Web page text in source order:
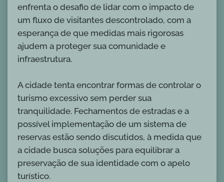
enfrenta o desafio de lidar com o impacto de
um fluxo de visitantes descontrolado, com a
esperança de que medidas mais rigorosas
ajudem a proteger sua comunidade e
infraestrutura.
A cidade tenta encontrar formas de controlar o
turismo excessivo sem perder sua
tranquilidade. Fechamentos de estradas e a
possível implementação de um sistema de
reservas estão sendo discutidos, à medida que
a cidade busca soluções para equilibrar a
preservação de sua identidade com o apelo
turístico.